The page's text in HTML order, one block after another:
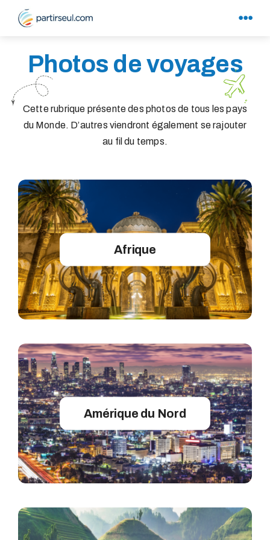
Photos de voyages
Cette rubrique présente des photos de tous les pays
du Monde. D’autres viendront également se rajouter
au fil du temps.
Afrique
Amérique du Nord